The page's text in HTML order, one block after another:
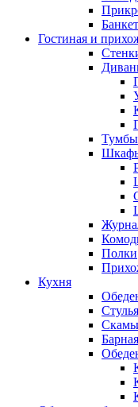
Гостиная и
Тумбы
Полки
Кухня
Стулья